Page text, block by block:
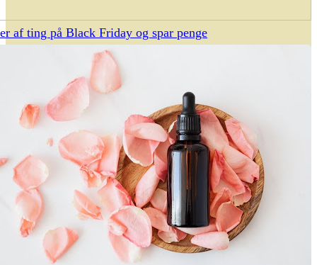
af ting på Black Friday og spar penge